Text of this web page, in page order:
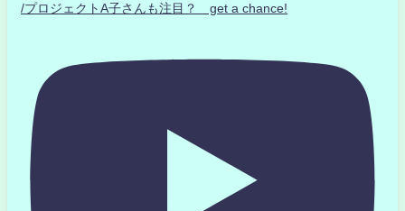
/プロジェクトA子さんも注目？ get a chance!